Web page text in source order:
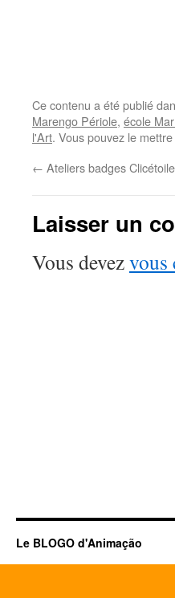
Ce contenu a été publié
Marengo Périole, école
l'Art. Vous pouvez le
← Ateliers badges Clicétoile
Laisser un
Vous devezvous
Le BLOGO d'Animação